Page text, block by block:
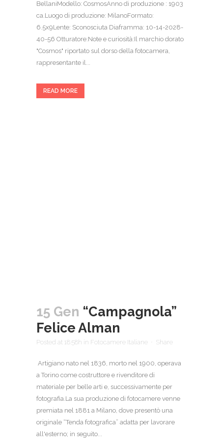
BellaniModello: CosmosAnno di produzione : 1903
ca.Luogo di produzione: MilanoFormato:
6.5x9Lente: Sconosciuta Diaframma: 10-14-2028-
40-56 Otturatore:Note e curiosità:Il marchio dorato
"Cosmos" riportato sul dorso della fotocamera,
rappresentante il...
READ MORE
15 Gen “Campagnola”
Felice Alman
Posted at 18:58h in Fotocamere Italiane Share
Artigiano nato nel 1836, morto nel 1900, operava
a Torino come costruttore e rivenditore di
materiale per belle arti e, successivamente per
fotografia.La sua produzione di fotocamere venne
premiata nel 1881 a Milano, dove presentò una
originale “Tenda fotografica” adatta per lavorare
all'esterno; in seguito...